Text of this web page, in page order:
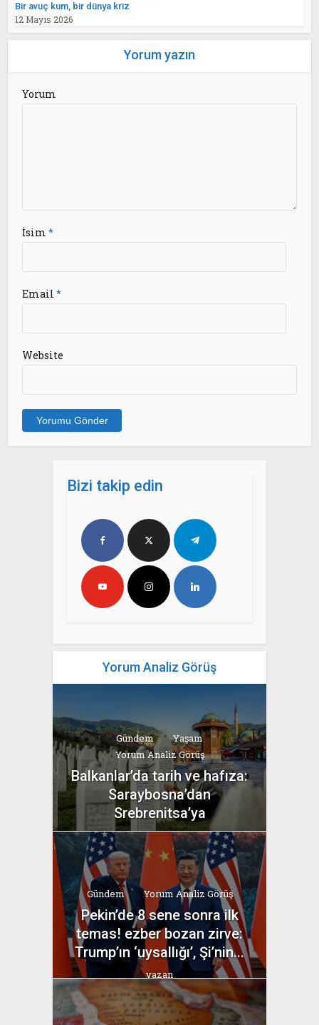
Bir avuç kum, bir dünya kriz
12 Mayıs 2026
Yorum yazın
Yorum
İsim*
Email*
Website
Bizi takip edin
Yorum Analiz Görüş
Gündem
Yaşam
Yorum Analiz Görüş
Balkanlar’da tarih ve hafıza:
Saraybosna’dan
Srebrenitsa’ya
yazan
Bahri Ak
Gündem Yorum Analiz Görüş
Pekin’de 8 sene sonra ilk
temas! ezber bozan zirve:
Trump’ın ‘uysallığı’, Şi’nin...
yazan
Bahri Ak